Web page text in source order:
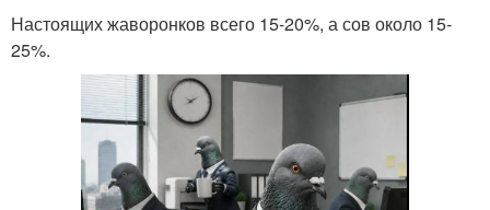
Настоящих жаворонков всего 15-20%, а сов около 15-
25%.